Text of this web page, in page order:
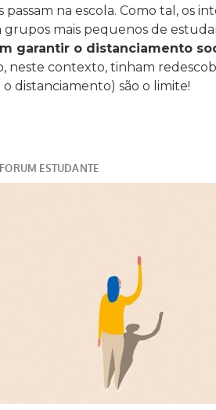
na escola. Como tal, os
grupos mais pequenos de
garantir o distanciamento
neste contexto, tinham
distanciamento) são o limite!